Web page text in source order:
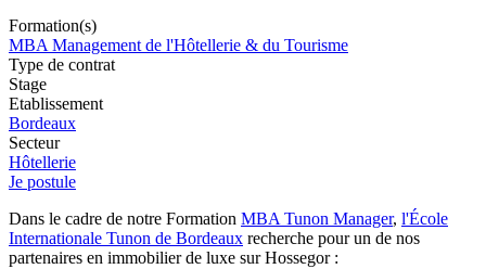
Formation(s)
MBA Management de l'Hôtellerie & du Tourisme
Type de contrat
Stage
Etablissement
Bordeaux
Secteur
Hôtellerie
Je postule
Dans le cadre de notre Formation MBA Tunon Manager, l'École
Internationale Tunon de Bordeaux recherche pour un de nos
partenaires en immobilier de luxe sur Hossegor :